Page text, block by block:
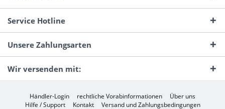
Service Hotline
Unsere Zahlungsarten
Wir versenden mit:
Händler-Login rechtliche Vorabinformationen
Über uns
Hilfe / Support
Kontakt
Versand und Zahlungsbedingungen